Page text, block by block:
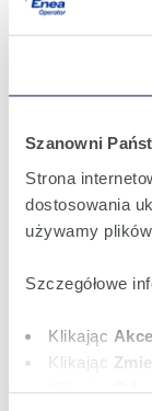
Szanowni
Strona
dostosowania
używamy
Szczegółowe
Klikając
Klikając